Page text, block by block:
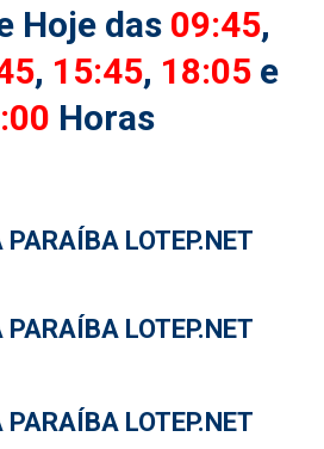
Hoje das 09:45,
, 15:45, 18:05 e
Horas
PARAÍBA LOTEP.NET
PARAÍBA LOTEP.NET
PARAÍBA LOTEP.NET